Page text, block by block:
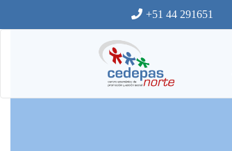
+51 44 291651